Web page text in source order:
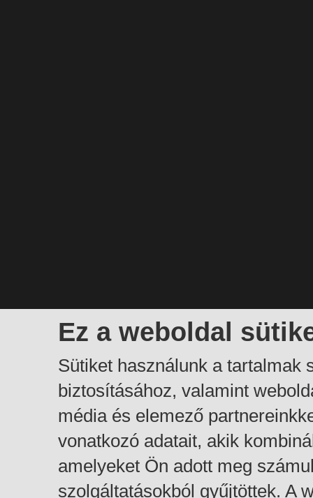
Ez a weboldal
Sütiket használunk a tartalmak
biztosításához, valamint
média és elemező
vonatkozó adatait, akik
amelyeket Ön adott meg
szolgáltatásokból gyűjtöttek. A